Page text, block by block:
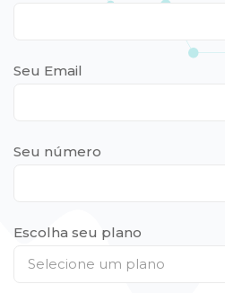
Seu Email
Seu número
Escolha seu plano
Selecione um plano